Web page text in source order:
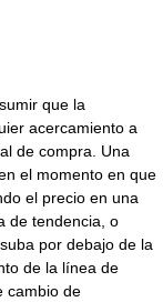
que la
acercamiento a
de compra. Una
el momento en que
el precio en una
de tendencia, o
por debajo de la
de la línea de
cambio de